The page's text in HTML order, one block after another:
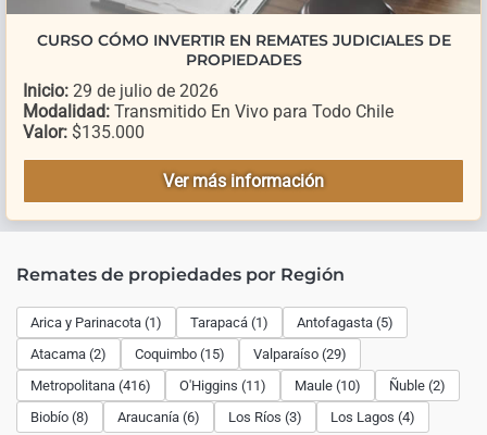
CURSO CÓMO INVERTIR EN REMATES JUDICIALES DE
PROPIEDADES
Inicio: 29 de julio de 2026
Modalidad: Transmitido En Vivo para Todo Chile
Valor: $135.000
Ver más información
Remates de propiedades por Región
Arica y Parinacota (1) Tarapacá (1)
Antofagasta (5)
Atacama (2)
Coquimbo (15)
Valparaíso (29)
Metropolitana (416)
O'Higgins (11) Maule (10)
Ñuble (2)
Biobío (8)
Araucanía (6) Los Ríos (3) Los Lagos (4)